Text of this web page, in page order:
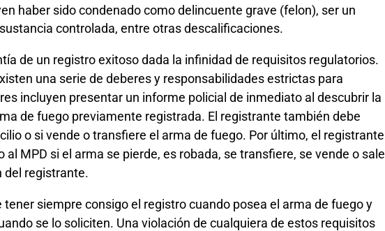
haber sido condenado como delincuente grave (felon), ser un
controlada, entre otras descalificaciones.
de un registro exitoso dada la infinidad de requisitos regulatorios.
una serie de deberes y responsabilidades estrictas para
incluyen presentar un informe policial de inmediato al descubrir la
de fuego previamente registrada. El registrante también debe
o si vende o transfiere el arma de fuego. Por último, el registrante
MPD si el arma se pierde, es robada, se transfiere, se vende o sale
del registrante.
siempre consigo el registro cuando posea el arma de fuego y
se lo soliciten. Una violación de cualquiera de estos requisitos